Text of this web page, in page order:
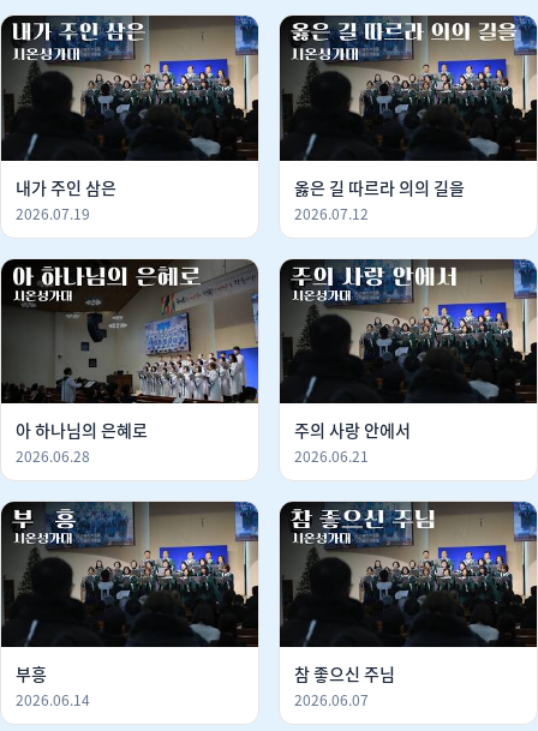
내가 주인 삼은
2026.07.19
옳은 길 따르라 의의 길을
2026.07.12
아 하나님의 은혜로
2026.06.28
주의 사랑 안에서
2026.06.21
부흥
2026.06.14
참 좋으신 주님
2026.06.07